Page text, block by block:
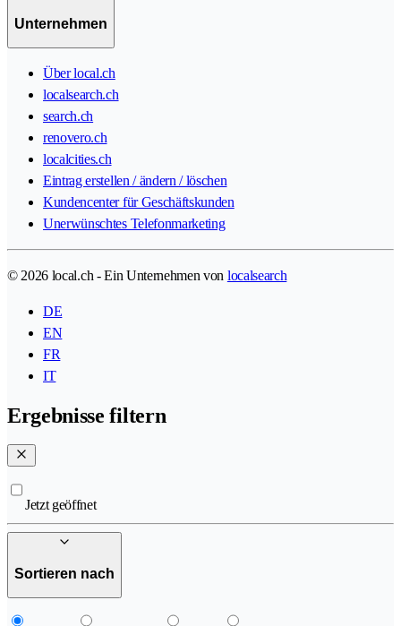
Unternehmen
Über local.ch
localsearch.ch
search.ch
renovero.ch
localcities.ch
Eintrag erstellen / ändern / löschen
Kundencenter für Geschäftskunden
Unerwünschtes Telefonmarketing
© 2026 local.ch - Ein Unternehmen von localsearch
DE
EN
FR
IT
Ergebnisse filtern
Jetzt geöffnet
Sortieren nach